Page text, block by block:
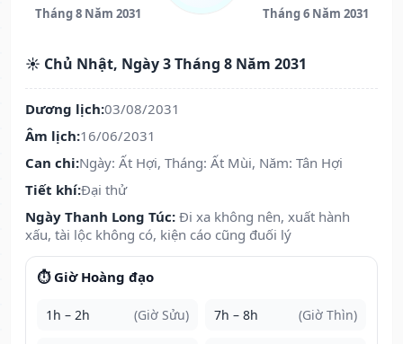
Tháng 8 Năm 2031 Tháng 6 Năm 2031
☀️ Chủ Nhật, Ngày 3 Tháng 8 Năm 2031
Dương lịch:03/08/2031
Âm lịch:16/06/2031
Can chi:Ngày: Ất Hợi, Tháng: Ất Mùi, Năm: Tân Hợi
Tiết khí:Đại thử
Ngày Thanh Long Túc: Đi xa không nên, xuất hành
xấu, tài lộc không có, kiện cáo cũng đuối lý
⏱️ Giờ Hoàng đạo
1h – 2h (Giờ Sửu) 7h – 8h (Giờ Thìn)